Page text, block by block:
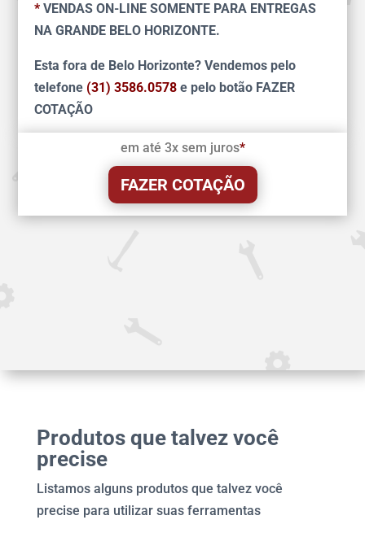
* VENDAS ON-LINE SOMENTE PARA ENTREGAS
NA GRANDE BELO HORIZONTE.
Esta fora de Belo Horizonte? Vendemos pelo
telefone (31) 3586.0578 e pelo botão FAZER
COTAÇÃO
em até 3x sem juros*
FAZER COTAÇÃO
Produtos que talvez você
precise
Listamos alguns produtos que talvez você
precise para utilizar suas ferramentas